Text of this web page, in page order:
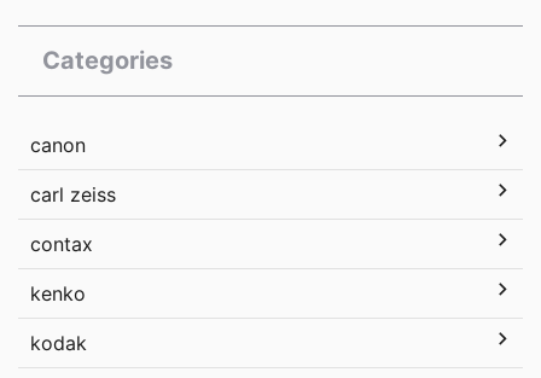
Categories
canon
carl zeiss
contax
kenko
kodak